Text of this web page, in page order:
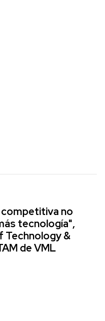
no
tecnología",
Technology &
de VML